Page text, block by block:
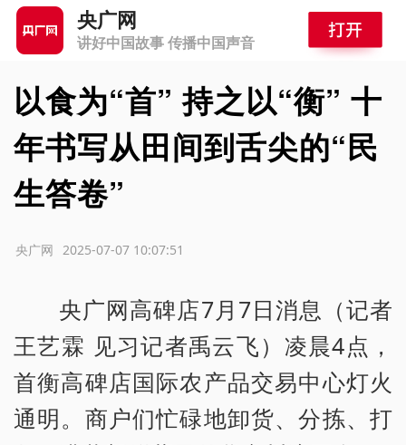
央广网
讲好中国故事 传播中国声音
以食为“首” 持之以“衡” 十
年书写从田间到舌尖的“民
生答卷”
2025-07-07 10:07:51
央广网
央广网高碑店7月7日消息（记者
王艺霖 见习记者禹云飞）凌晨4点，
首衡高碑店国际农产品交易中心灯火
通明。商户们忙碌地卸货、分拣、打